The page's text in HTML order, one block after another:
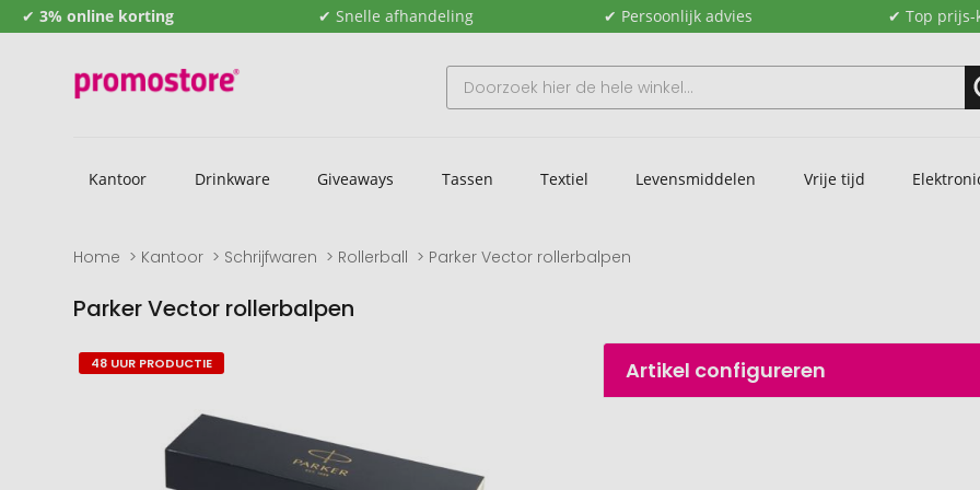
✔ 3% online korting ✔ Snelle afhandeling ✔ Persoonlijk advies ✔ Top
Kantoor Drinkware Giveaways Tassen Textiel Levensmiddelen Vrije tijd
Home Kantoor Schrijfwaren Rollerball Parker Vector rollerbalpen
Parker Vector rollerbalpen
Naar
het
afbeeldingengalerij
Naar
het
afbeeldingengalerij
48 UUR PRODUCTIE Artikel configureren